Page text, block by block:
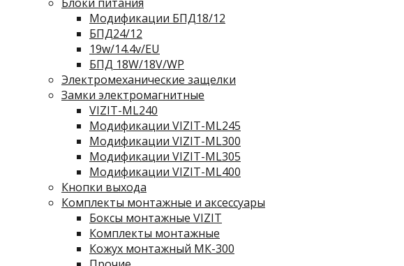
Модификации БПД18/12
БПД24/12
19w/14.4v/EU
БПД 18W/18V/WP
Электромеханические защелки
Замки электромагнитные
VIZIT-ML240
Модификации VIZIT-ML245
Модификации VIZIT-ML300
Модификации VIZIT-ML305
Модификации VIZIT-ML400
Кнопки выхода
Комплекты монтажные и аксессуары
Боксы монтажные VIZIT
Комплекты монтажные
Кожух монтажный МК-300